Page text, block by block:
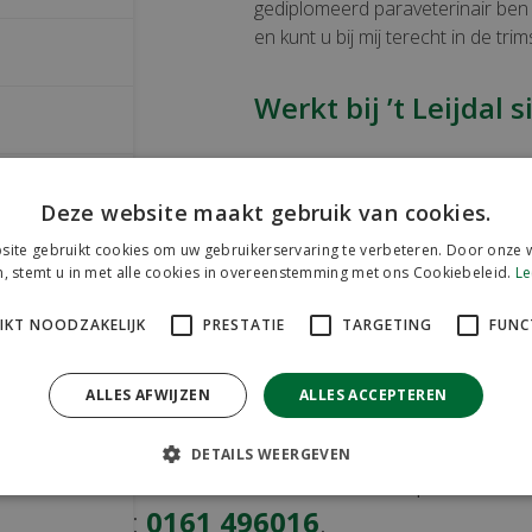
gediplomeerd paraveterinair
en kunt u bij mij terecht in de
Werkt bij ’t Leijdal
In 2009 ben ik als stagiaire
werkzaam in de kliniek. In het
maar later ook in Chaam. In
welke ik succesvol heb
Ik hoop u en uw huisdier te
uitsluitend volgens afspraak. Voor simpele
maken via: 0161 496016.
Deze website maakt gebruik van cookies.
gebruikt cookies om uw gebruikerservaring te verbeteren. Door onze
stemt u in met alle cookies in overeenstemming met ons Cookiebeleid.
NOODZAKELIJK PRESTATIE TARGETING
ALLES ACCEPTEREN
ALLES AFWIJZEN
DETAILS WEERGEVEN